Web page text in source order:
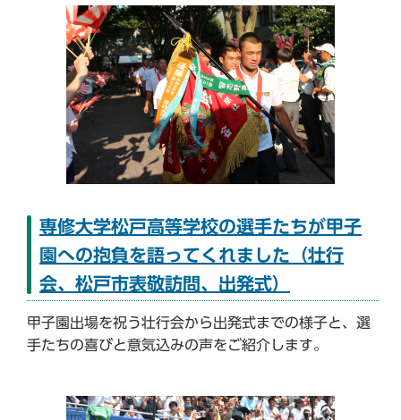
専修大学松戸高等学校の選手たちが甲子
園への抱負を語ってくれました（壮行
会、松戸市表敬訪問、出発式）
甲子園出場を祝う壮行会から出発式までの様子と、選
手たちの喜びと意気込みの声をご紹介します。